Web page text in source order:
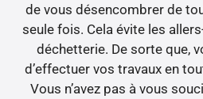
de vous désencombrer de
seule fois. Cela évite les
déchetterie. De sorte que,
d’effectuer vos travaux en
Vous n’avez pas à vous